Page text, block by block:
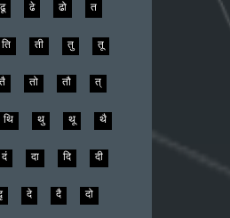
ढू ढे ढो त
ति ती तु तू
तै तो तौ त्
थि थु थू थै
दं दा दि दी
दे दै दो